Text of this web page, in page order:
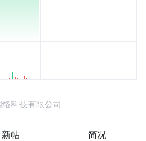
科技有限公司
新帖 简况